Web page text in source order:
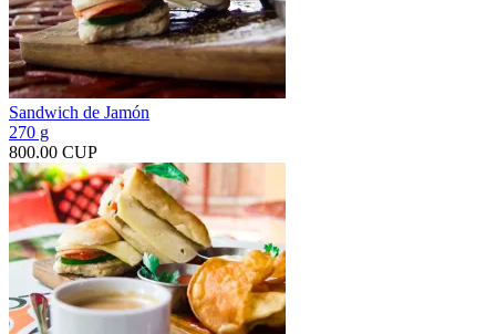
Sandwich de Jamón
270 g
800.00 CUP